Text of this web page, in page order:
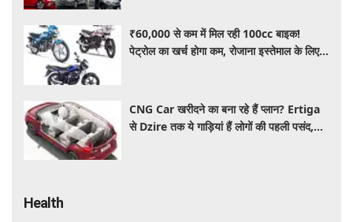
₹60,000 से कम में मिल रही 100cc बाइक!
पेट्रोल का खर्च होगा कम, रोजाना इस्तेमाल के लिए है
CNG Car खरीदने का बना रहे हैं प्लान? Ertiga
से Dzire तक ये गाड़ियां हैं लोगों की पहली पसंद,
Health